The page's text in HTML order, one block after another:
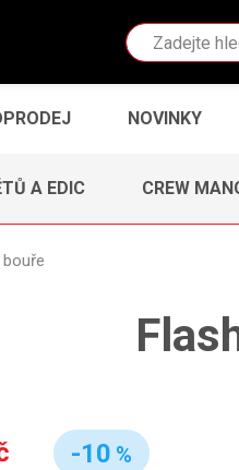
NOVINKY
A EDIC CREW
bouře
-10 %